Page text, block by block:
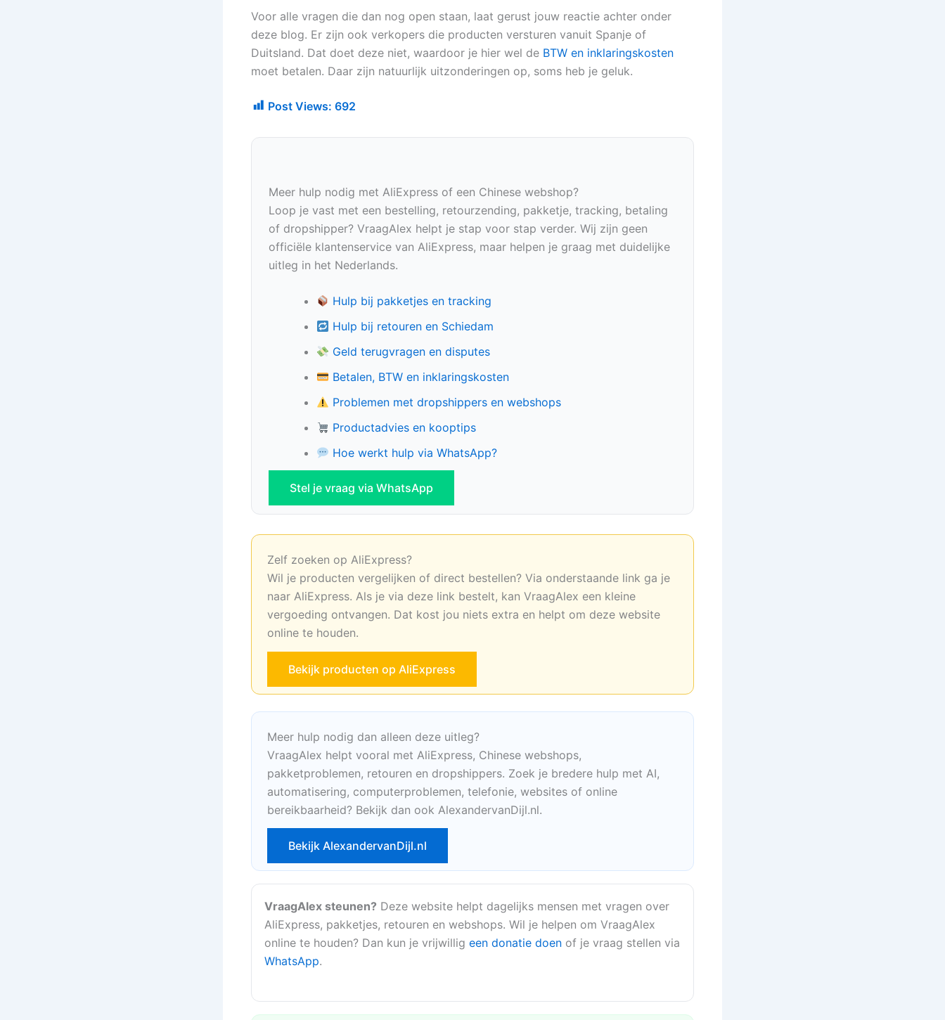
Voor alle vragen die dan nog open staan, laat gerust jouw reactie achter onder
deze blog. Er zijn ook verkopers die producten versturen vanuit Spanje of
Duitsland. Dat doet deze niet, waardoor je hier wel de BTW en inklaringskosten
moet betalen. Daar zijn natuurlijk uitzonderingen op, soms heb je geluk.
Post Views: 692
Meer hulp nodig met AliExpress of een Chinese webshop?
Loop je vast met een bestelling, retourzending, pakketje, tracking, betaling
of dropshipper? VraagAlex helpt je stap voor stap verder. Wij zijn geen
officiële klantenservice van AliExpress, maar helpen je graag met duidelijke
uitleg in het Nederlands.
Hulp bij pakketjes en tracking
Hulp bij retouren en Schiedam
Geld terugvragen en disputes
Betalen, BTW en inklaringskosten
Problemen met dropshippers en webshops
Productadvies en kooptips
Hoe werkt hulp via WhatsApp?
Stel je vraag via WhatsApp
Zelf zoeken op AliExpress?
Wil je producten vergelijken of direct bestellen? Via onderstaande link ga je
naar AliExpress. Als je via deze link bestelt, kan VraagAlex een kleine
vergoeding ontvangen. Dat kost jou niets extra en helpt om deze website
online te houden.
Bekijk producten op AliExpress
Meer hulp nodig dan alleen deze uitleg?
VraagAlex helpt vooral met AliExpress, Chinese webshops,
pakketproblemen, retouren en dropshippers. Zoek je bredere hulp met AI,
automatisering, computerproblemen, telefonie, websites of online
bereikbaarheid? Bekijk dan ook AlexandervanDijl.nl.
Bekijk AlexandervanDijl.nl
VraagAlex steunen? Deze website helpt dagelijks mensen met vragen over
AliExpress, pakketjes, retouren en webshops. Wil je helpen om VraagAlex
online te houden? Dan kun je vrijwillig een donatie doen of je vraag stellen via
WhatsApp.